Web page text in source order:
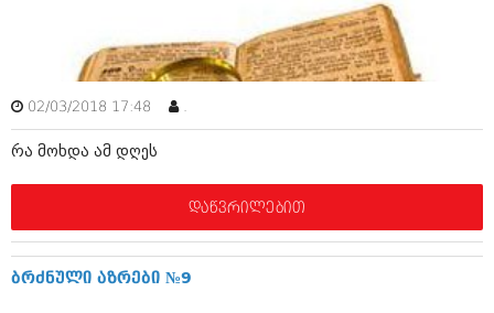
თებერვალი 2017 (205)
იანვარი 2017 (246)
დეკემბერი 2016 (207)
ნოემბერი 2016 (207)
ოქტომბერი 2016 (257)
სექტემბერი 2016 (224)
ივნისი 2016 (221)
მაისი 2016 (261)
აპრილი 2016 (215)
მარტი 2016 (200)
02/03/2018 17:48 .
რა მოხდა ამ დღეს
დაწვრილებით
ბრძნული აზრები №9